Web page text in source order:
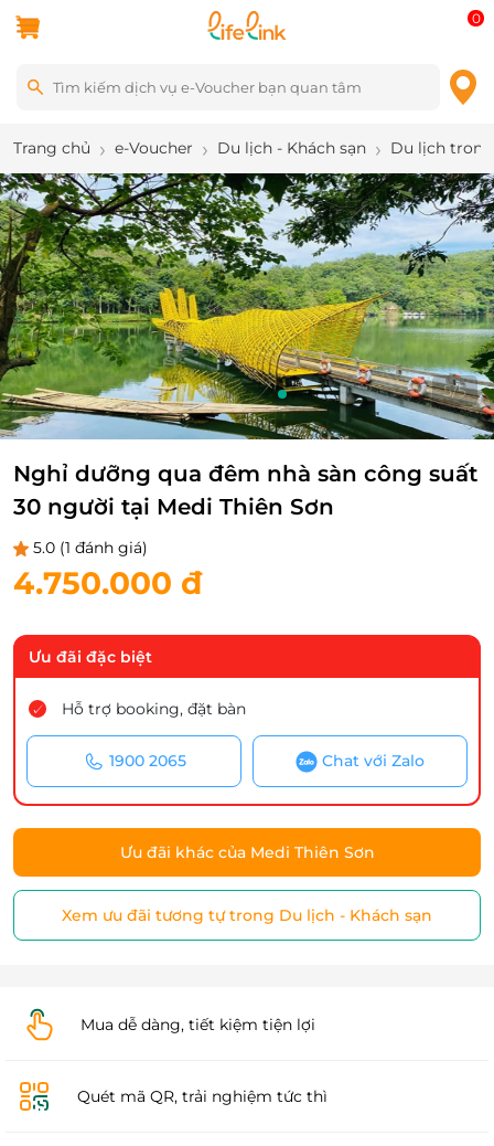
0
Trang chủ e-Voucher Du lịch - Khách sạn Du lịch
1/5
Nghỉ dưỡng qua đêm nhà sàn công suất
30 người tại Medi Thiên Sơn
5.0 (1 đánh giá)
4.750.000 đ
Ưu đãi đặc biệt
Hỗ trợ booking, đặt bàn
1900 2065 Chat với Zalo
Ưu đãi khác của Medi Thiên Sơn
Xem ưu đãi tương tự trong Du lịch - Khách sạn
Mua dễ dàng, tiết kiệm tiện lợi
Quét mã QR, trải nghiệm tức thì